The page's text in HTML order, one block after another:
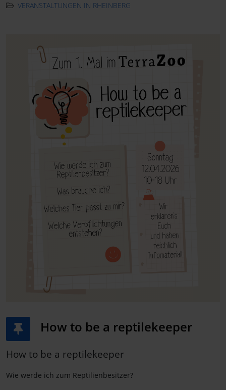
VERANSTALTUNGEN IN RHEINBERG
How to be a reptilekeeper
How to be a reptilekeeper
Wie werde ich zum Reptilienbesitzer?